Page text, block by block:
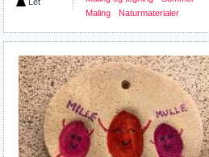
Maling
Naturmaterialer